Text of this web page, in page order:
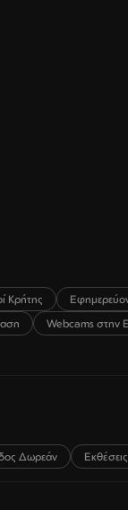
Κρήτης
Webcams στην
Δωρεάν Εκθέσεις